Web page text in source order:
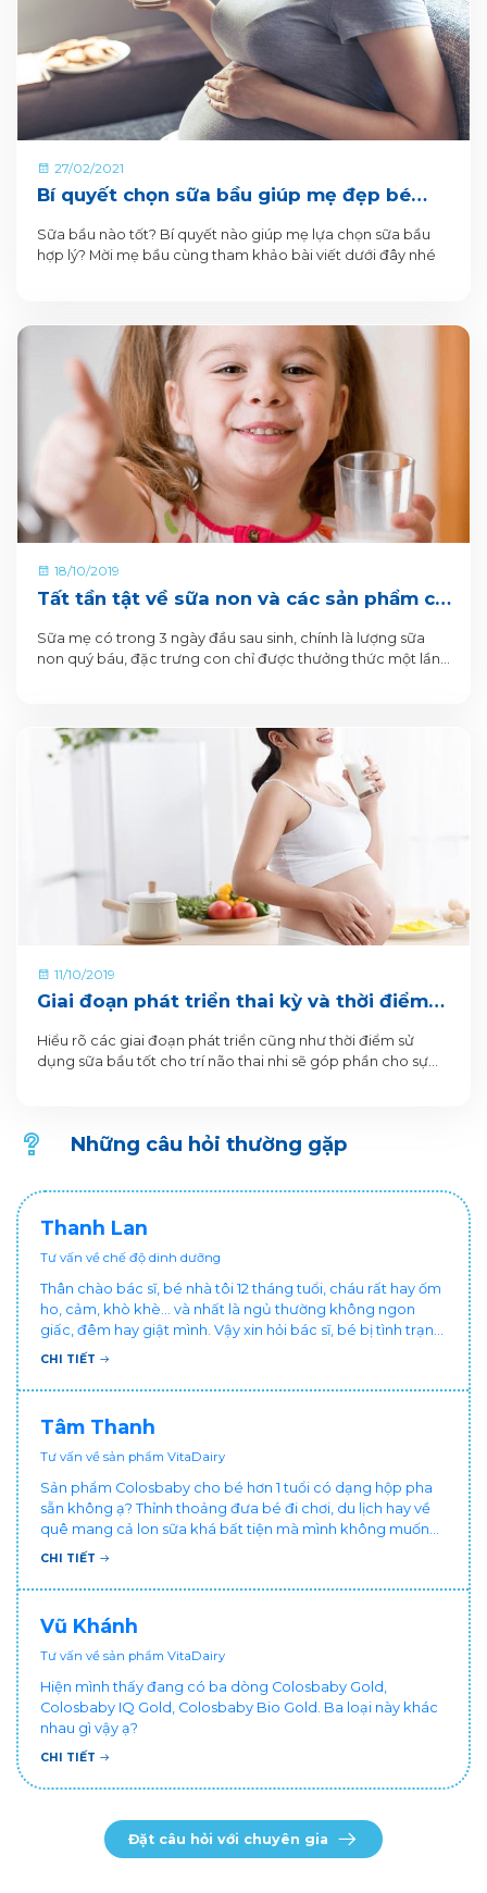
27/02/2021
Bí quyết chọn sữa bầu giúp mẹ đẹp bé
khỏe
Sữa bầu nào tốt? Bí quyết nào giúp mẹ lựa chọn sữa bầu
hợp lý? Mời mẹ bầu cùng tham khảo bài viết dưới đây nhé
18/10/2019
Tất tần tật về sữa non và các sản phẩm có
Sữa mẹ có trong 3 ngày đầu sau sinh, chính là lượng sữa
non quý báu, đặc trưng con chỉ được thưởng thức một lần.
11/10/2019
Giai đoạn phát triển thai kỳ và thời điểm
Hiểu rõ các giai đoạn phát triển cũng như thời điểm sử
dụng sữa bầu tốt cho trí não thai nhi sẽ góp phần cho sự
Những câu hỏi thường gặp
Thanh Lan
Tư vấn về chế độ dinh dưỡng
Thân chào bác sĩ, bé nhà tôi 12 tháng tuổi, cháu rất hay ốm
ho, cảm, khò khè... và nhất là ngủ thường không ngon
giấc, đêm hay giật mình. Vậy xin hỏi bác sĩ, bé bị tình trạng
vậy nên làm sao để con khỏe mạnh và ngủ ngon giấc hơn
chăm cháu hay ốm ạ?. Cảm ơn bác sĩ.
CHI TIẾT
Tâm Thanh
Tư vấn về sản phẩm VitaDairy
Sản phẩm Colosbaby cho bé hơn 1 tuổi có dạng hộp pha
sẵn không ạ? Thỉnh thoảng đưa bé đi chơi, du lịch hay về
quê mang cả lon sữa khá bất tiện mà mình không muốn
đổi cho bé dùng sữa tươi hộp khác sợ bé nạ sữa ảnh
CHI TIẾT
Vũ Khánh
Tư vấn về sản phẩm VitaDairy
Hiện mình thấy đang có ba dòng Colosbaby Gold,
Colosbaby IQ Gold, Colosbaby Bio Gold. Ba loại này khác
nhau gì vậy ạ?
CHI TIẾT
Đặt câu hỏi với chuyên gia